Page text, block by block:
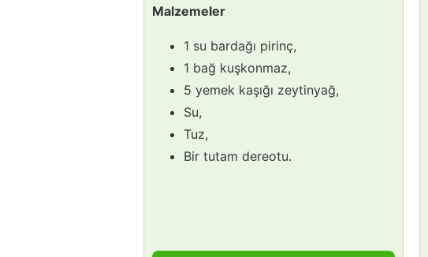
Malzemeler
1 su bardağı pirinç,
1 bağ kuşkonmaz,
5 yemek kaşığı zeytinyağ,
Su,
Tuz,
Bir tutam dereotu.